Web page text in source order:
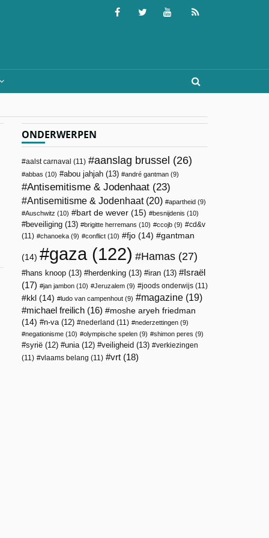
ONDERWERPEN
aalst carnaval (11) aanslag brussel (26)
abbas (10) abou jahjah (13) andré gantman (9)
Antisemitisme & Jodenhaat (23)
Antisemitisme & Jodenhaat(20) apartheid (9)
Auschwitz (10) bart de wever (15) besnijdenis (10)
beveiliging (13) brigitte herremans (10) ccojb (9)
cd&v
(11)
chanoeka (9) conflict (10) fjo (14) gantman
(14) gaza(122) Hamas (27)
hans knoop (13) herdenking (13) iran (13)
Israël
(17)
jan jambon (10) Jeruzalem (9) joods onderwijs (11)
kkl (14) ludo van campenhout (9) magazine (19)
michael freilich (16)
moshe aryeh friedman
(14)
n-va(12) nederland (11) nederzettingen (9)
negationisme (10) olympische spelen (9) shimon peres (9)
syrië (12) unia(12) veiligheid (13)
verkiezingen
(11)
vlaams belang (11) vrt (18)